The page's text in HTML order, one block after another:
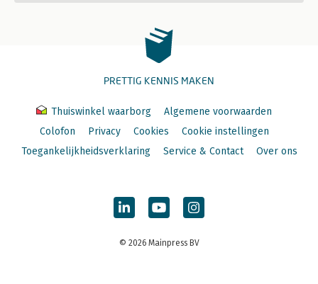
PRETTIG KENNIS MAKEN
Thuiswinkel waarborg
Algemene voorwaarden
Colofon
Privacy Cookies
Cookie instellingen
Toegankelijkheidsverklaring
Service & Contact Over ons
© 2026 Mainpress BV